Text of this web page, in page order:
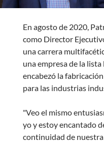
En agosto de 2020,
como Director
una carrera
una empresa de la
encabezó la
para las industrias
"Veo el mismo
yo y estoy encantado
continuidad de